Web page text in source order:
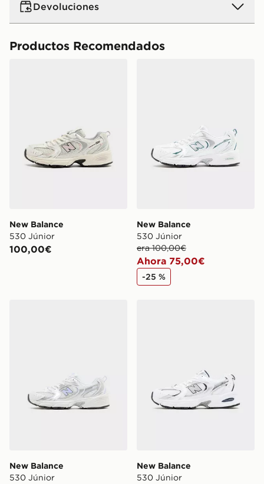
Devoluciones
Productos Recomendados
New Balance
530 Júnior
100,00€
New Balance
530 Júnior
era 100,00€
Ahora 75,00€
-25 %
New Balance
530 Júnior
New Balance
530 Júnior